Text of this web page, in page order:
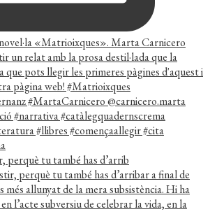
perquè tu també has d’arrib